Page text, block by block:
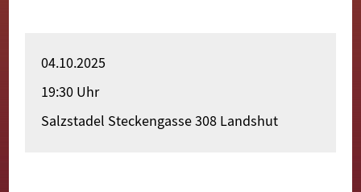
Pari Yehak
04.10.2025
19:30 Uhr
Salzstadel Steckengasse 308 Landshut